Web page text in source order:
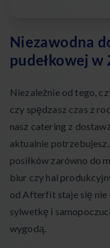
Niezawodna
pudełkowej w
Niezależnie od tego,
czy spędzasz czas z
nasz catering z
aktualnie
posiłków zarówno do
biur czy hal
od Afterfit staje się nie
sylwetkę i
wygodą.